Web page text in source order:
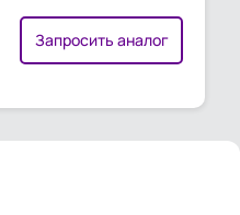
Запросить аналог